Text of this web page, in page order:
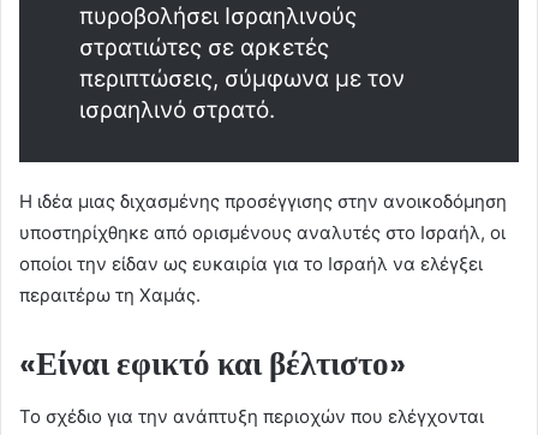
πυροβολήσει Ισραηλινούς
στρατιώτες σε αρκετές
περιπτώσεις, σύμφωνα με τον
ισραηλινό στρατό.
Η ιδέα μιας διχασμένης προσέγγισης στην ανοικοδόμηση
υποστηρίχθηκε από ορισμένους αναλυτές στο Ισραήλ, οι
οποίοι την είδαν ως ευκαιρία για το Ισραήλ να ελέγξει
περαιτέρω τη Χαμάς.
«Είναι εφικτό και βέλτιστο»
Το σχέδιο για την ανάπτυξη περιοχών που ελέγχονται